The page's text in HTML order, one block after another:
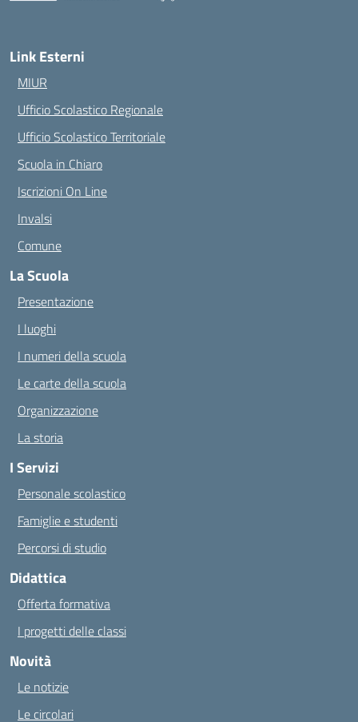
Link Esterni
MIUR
Ufficio Scolastico Regionale
Ufficio Scolastico Territoriale
Scuola in Chiaro
Iscrizioni On Line
Invalsi
Comune
La Scuola
Presentazione
I luoghi
I numeri della scuola
Le carte della scuola
Organizzazione
La storia
I Servizi
Personale scolastico
Famiglie e studenti
Percorsi di studio
Didattica
Offerta formativa
I progetti delle classi
Novità
Le notizie
Le circolari